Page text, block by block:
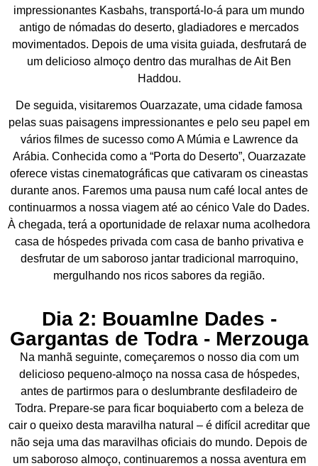
impressionantes Kasbahs, transportá-lo-á para um mundo
antigo de nómadas do deserto, gladiadores e mercados
movimentados. Depois de uma visita guiada, desfrutará de
um delicioso almoço dentro das muralhas de Ait Ben
Haddou.
De seguida, visitaremos Ouarzazate, uma cidade famosa
pelas suas paisagens impressionantes e pelo seu papel em
vários filmes de sucesso como A Múmia e Lawrence da
Arábia. Conhecida como a “Porta do Deserto”, Ouarzazate
oferece vistas cinematográficas que cativaram os cineastas
durante anos. Faremos uma pausa num café local antes de
continuarmos a nossa viagem até ao cénico Vale do Dades.
À chegada, terá a oportunidade de relaxar numa acolhedora
casa de hóspedes privada com casa de banho privativa e
desfrutar de um saboroso jantar tradicional marroquino,
mergulhando nos ricos sabores da região.
Dia 2: Bouamlne Dades -
Gargantas de Todra - Merzouga
Na manhã seguinte, começaremos o nosso dia com um
delicioso pequeno-almoço na nossa casa de hóspedes,
antes de partirmos para o deslumbrante desfiladeiro de
Todra. Prepare-se para ficar boquiaberto com a beleza de
cair o queixo desta maravilha natural – é difícil acreditar que
não seja uma das maravilhas oficiais do mundo. Depois de
um saboroso almoço, continuaremos a nossa aventura em